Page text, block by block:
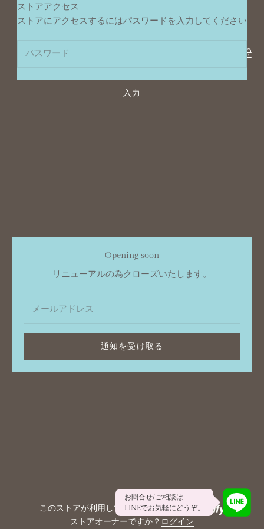
コンテンツへスキップ
ストアアクセス
ストアにアクセスするにはパスワードを入力してください
入力
Opening soon
リニューアルの為クローズいたします。
通知を受け取る
このストアが利用しているシステムは
ストアオーナーですか？ ログイン
お問合せ/ご相談は
LINEでお気軽にどうぞ。